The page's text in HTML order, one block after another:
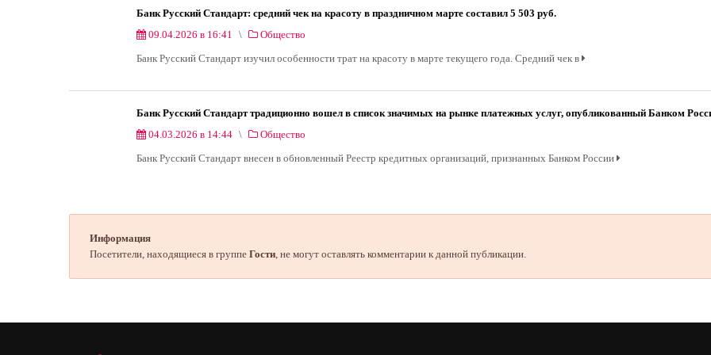
Банк Русский Стандарт: средний чек на красоту в праздничном марте составил 5 503 руб.
09.04.2026 в 16:41
Общество
Банк Русский Стандарт изучил особенности трат на красоту в марте текущего года. Средний чек в
Банк Русский Стандарт традиционно вошел в список значимых на рынке платежных услуг, опубликованный Банком
04.03.2026 в 14:44
Общество
Банк Русский Стандарт внесен в обновленный Реестр кредитных организаций, признанных Банком России
Информация
Посетители, находящиеся в группе Гости, не могут оставлять комментарии к данной публикации.